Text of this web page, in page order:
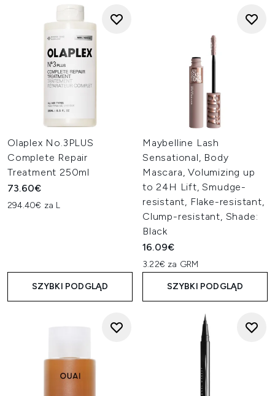
Olaplex No.3PLUS
Complete Repair
Treatment 250ml
73.60€
294.40€ za L
SZYBKI PODGLĄD
Maybelline Lash
Sensational, Body
Mascara, Volumizing up
to 24H Lift, Smudge-
resistant, Flake-resistant,
Clump-resistant, Shade:
Black
16.09€
3.22€ za GRM
SZYBKI PODGLĄD